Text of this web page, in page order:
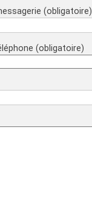
(obligatoire)
(obligatoire)